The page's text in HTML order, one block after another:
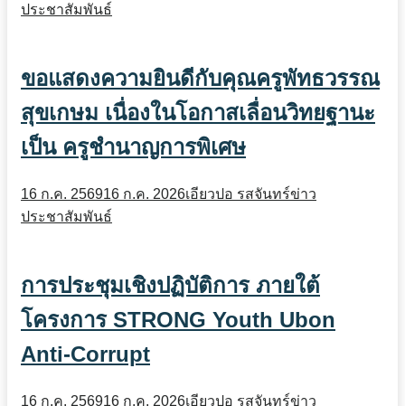
ประชาสัมพันธ์
ขอแสดงความยินดีกับคุณครูพัทธวรรณ
สุขเกษม เนื่องในโอกาสเลื่อนวิทยฐานะ
เป็น ครูชำนาญการพิเศษ
16 ก.ค. 256916 ก.ค. 2026เอียวปอ รสจันทร์ข่าว
ประชาสัมพันธ์
การประชุมเชิงปฏิบัติการ ภายใต้
โครงการ STRONG Youth Ubon
Anti-Corrupt
16 ก.ค. 256916 ก.ค. 2026เอียวปอ รสจันทร์ข่าว